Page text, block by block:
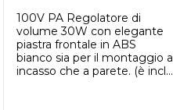
100V PA Regolatore di
volume 30W con elegante
piastra frontale in ABS
bianco sia per il montaggio a
incasso che a parete. (è incl...